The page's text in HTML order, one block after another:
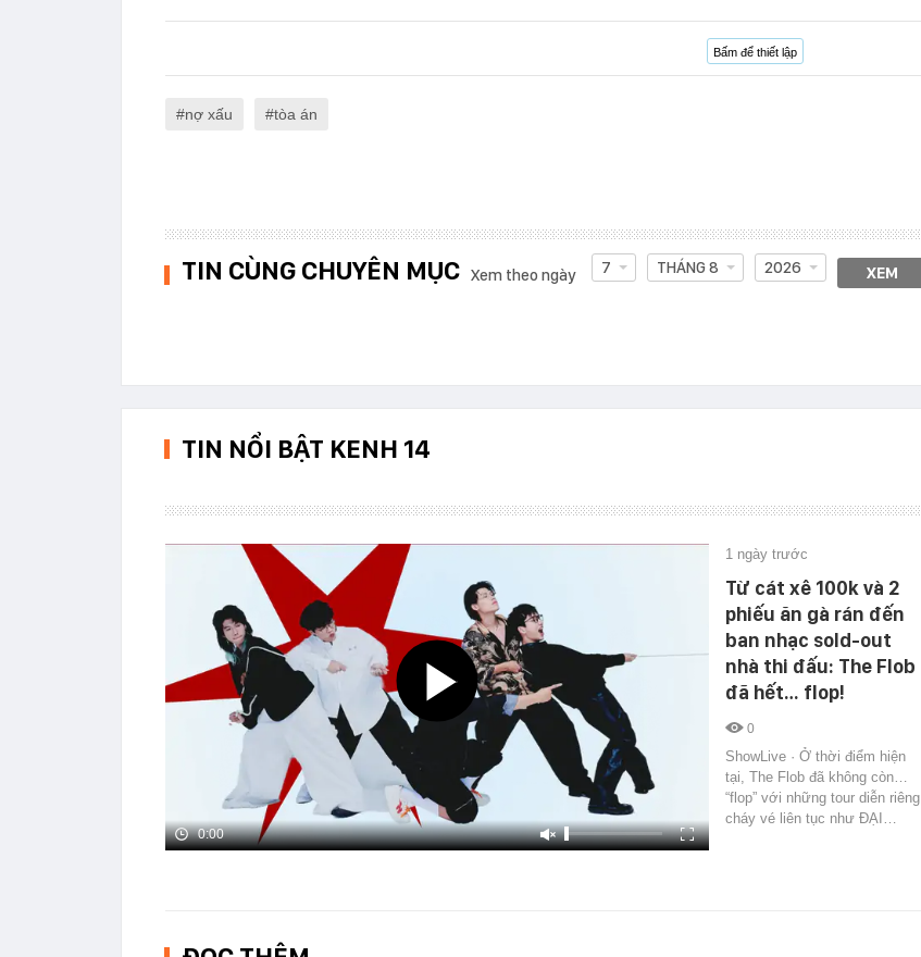
Bấm để thiết lập
nợ xấu tòa án
TIN CÙNG CHUYÊN MỤC Xem theo ngày 7 THÁNG 8 2026 XEM
TIN NỔI BẬT KENH 14
0:00
1 ngày trước
Từ cát xê 100k và 2
phiếu ăn gà rán đến
ban nhạc sold-out
nhà thi đấu: The Flob
đã hết… flop!
0
ShowLive · Ở thời điểm hiện
tại, The Flob đã không còn…
“flop” với những tour diễn riêng
cháy vé liên tục như ĐẠI…